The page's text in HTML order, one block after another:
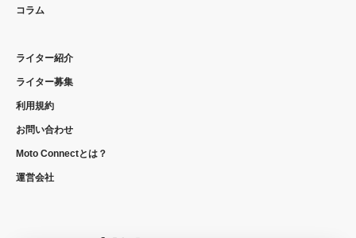
コラム
ライター紹介
ライター募集
利用規約
お問い合わせ
Moto Connectとは？
運営会社